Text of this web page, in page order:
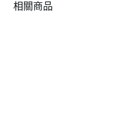
相關商品